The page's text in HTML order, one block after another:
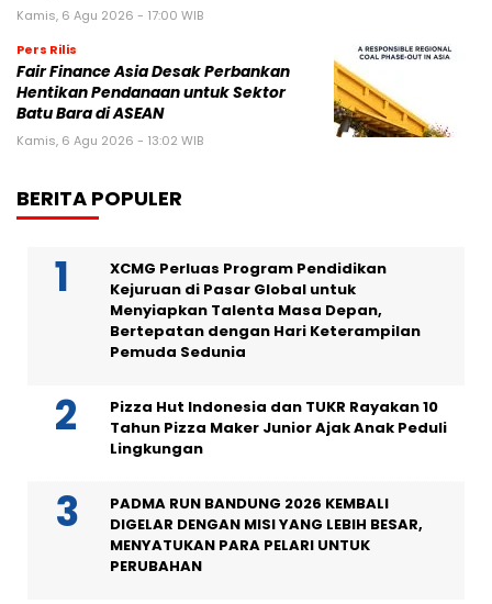
Kamis, 6 Agu 2026 - 17:00 WIB
Pers Rilis
Fair Finance Asia Desak Perbankan
Hentikan Pendanaan untuk Sektor
Batu Bara di ASEAN
Kamis, 6 Agu 2026 - 13:02 WIB
BERITA POPULER
XCMG Perluas Program Pendidikan
Kejuruan di Pasar Global untuk
Menyiapkan Talenta Masa Depan,
Bertepatan dengan Hari Keterampilan
Pemuda Sedunia
Pizza Hut Indonesia dan TUKR Rayakan 10
Tahun Pizza Maker Junior Ajak Anak Peduli
Lingkungan
PADMA RUN BANDUNG 2026 KEMBALI
DIGELAR DENGAN MISI YANG LEBIH BESAR,
MENYATUKAN PARA PELARI UNTUK
PERUBAHAN